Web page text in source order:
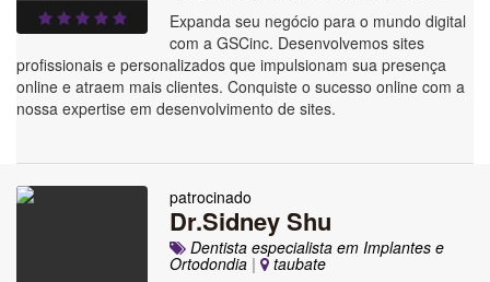
Expanda seu negócio para o mundo digital
com a GSCinc. Desenvolvemos sites
profissionais e personalizados que impulsionam sua presença
online e atraem mais clientes. Conquiste o sucesso online com a
nossa expertise em desenvolvimento de sites.
patrocinado
Dr.Sidney Shu
Dentista especialista em Implantes e
Ortodondia |
taubate